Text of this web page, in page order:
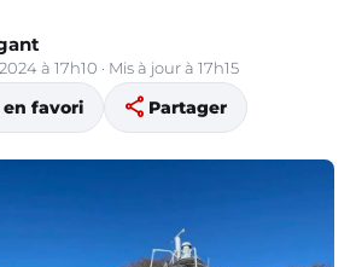
à 17h10 · Mis à jour à 17h15
favori share Partager